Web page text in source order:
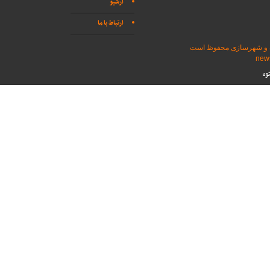
ارتباط با ما
و شهرسازی محفوظ است